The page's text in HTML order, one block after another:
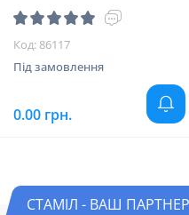
5шт/пак розм.= 12; діам.= 1.20
мм; колір: зелений (VOCO/
Воко)
Код: 86117
Під замовлення
0.00 грн.
СТАМІЛ - ВАШ